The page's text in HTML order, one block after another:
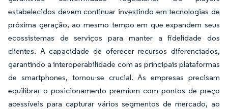
estabelecidos devem continuar investindo em tecnologias de
próxima geração, ao mesmo tempo em que expandem seus
ecossistemas de serviços para manter a fidelidade dos
clientes. A capacidade de oferecer recursos diferenciados,
garantindo a interoperabilidade com as principais plataformas
de smartphones, tornou-se crucial. As empresas precisam
equilibrar o posicionamento premium com pontos de preço
acessíveis para capturar vários segmentos de mercado, ao